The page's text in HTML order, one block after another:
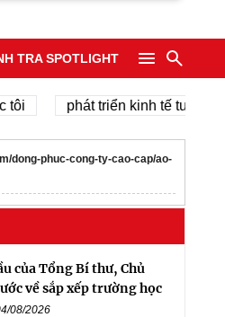
TRA SPOTLIGHT
phát triển kinh tế tư nhân
dong-phuc-cong-ty-cao-cap/ao-
của Tổng Bí thư, Chủ
về sắp xếp trường học
08/2026